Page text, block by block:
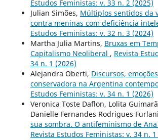
Estudos Feministas: v. 33 n. 2 (2025)
Julian Simões, Múltiplos sentidos da
contra meninas com deficiência
Estudos Feministas: v. 32 n. 3 (2024)
Martha Julia Martins, Bruxas em
Capitalismo Neoliberal , Revista
34 n. 1 (2026)
Alejandra Oberti, Discursos,
conservadora na Argentina
Estudos Feministas: v. 34 n. 1 (2026)
Veronica Toste Daflon, Lolita
Danielle Fernandes Rodrigues
sua sombra. O antifeminismo de
Revista Estudos Feministas: v. 34 n. 1